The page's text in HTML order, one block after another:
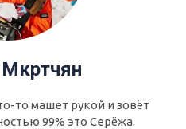
Мкртчян
то машет рукой и зовёт
99% это Серёжа.